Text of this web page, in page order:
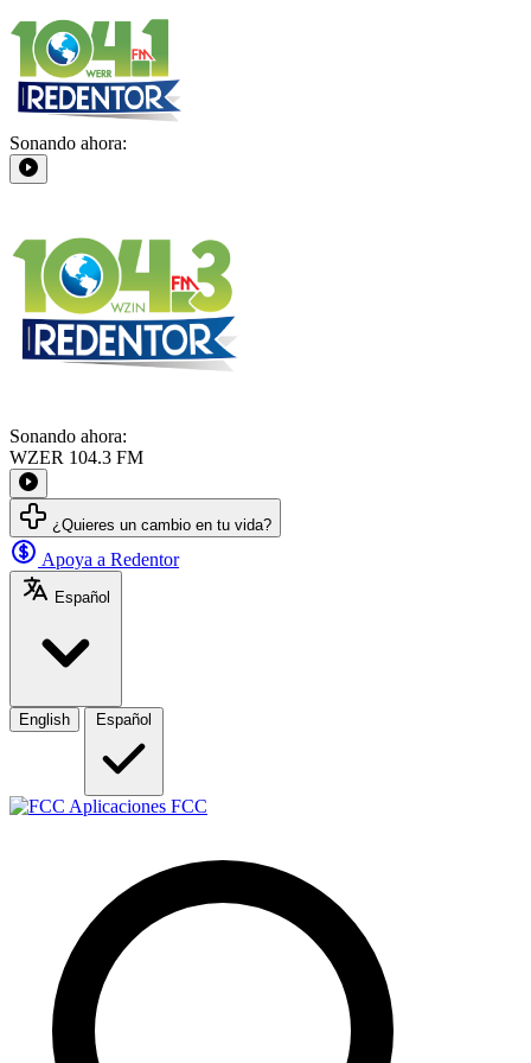
Sonando ahora:
Sonando ahora:
WZER 104.3 FM
¿Quieres un cambio en tu vida?
Apoya a Redentor
Español
English Español
Aplicaciones FCC